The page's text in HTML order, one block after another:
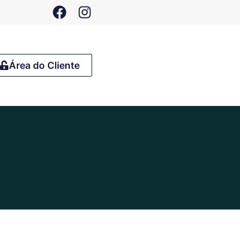
Área do Cliente